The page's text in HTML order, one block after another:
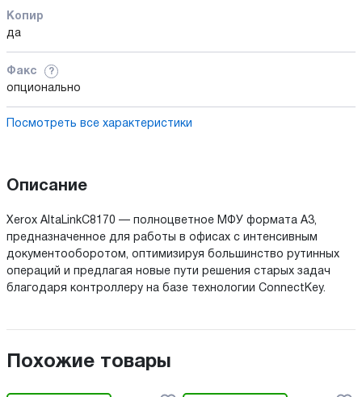
Копир
да
Факс ?
опционально
Посмотреть все характеристики
Описание
Xerox AltaLinkC8170 — полноцветное МФУ формата А3,
предназначенное для работы в офисах с интенсивным
документооборотом, оптимизируя большинство рутинных
операций и предлагая новые пути решения старых задач
благодаря контроллеру на базе технологии ConnectKey.
Похожие товары